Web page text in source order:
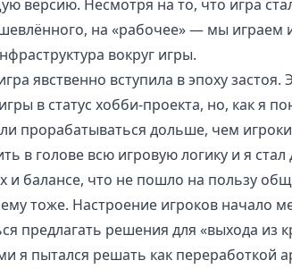
версию. Несмотря на то, что игра
на «рабочее» — мы играем
вокруг игры.
явственно вступила в эпоху застоя.
в статус хобби-проекта, но, как я
прорабатываться дольше, чем
в голове всю игровую логику и я
и балансе, что не пошло на пользу
тоже. Настроение игроков начало
предлагать решения для «выхода из
я пытался решать как переработкой